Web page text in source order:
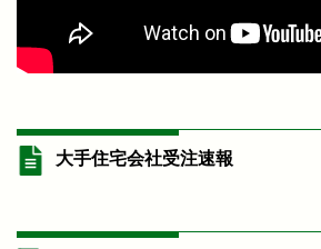
大手住宅会社受注速報